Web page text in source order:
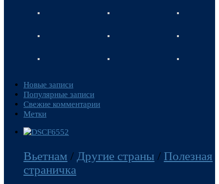
Новые записи
Популярные записи
Свежие комментарии
Метки
Вьетнам / Другие страны / Полезная
страничка